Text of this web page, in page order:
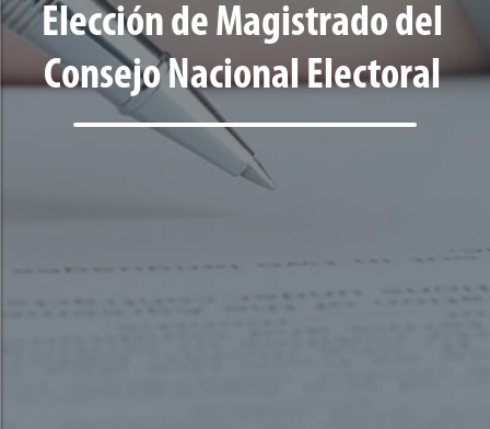
Elección de Magistrado del
Consejo Nacional Electoral